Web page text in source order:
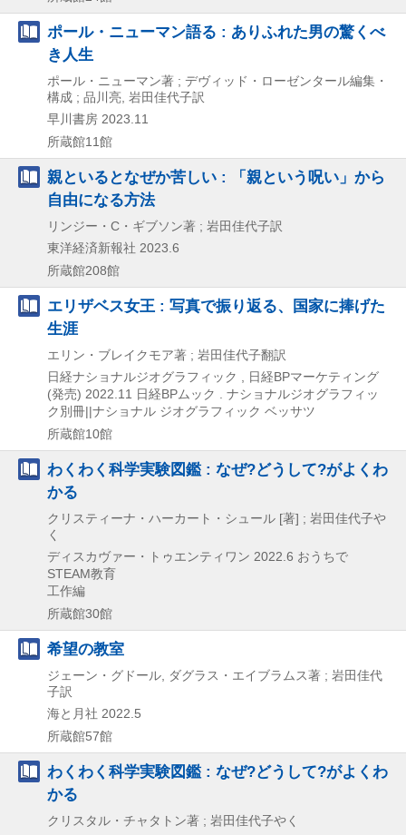
ポール・ニューマン語る : ありふれた男の驚くべ
き人生
ポール・ニューマン著 ; デヴィッド・ローゼンタール編集・
構成 ; 品川亮, 岩田佳代子訳
早川書房 2023.11
所蔵館11館
親といるとなぜか苦しい : 「親という呪い」から
自由になる方法
リンジー・C・ギブソン著 ; 岩田佳代子訳
東洋経済新報社 2023.6
所蔵館208館
エリザベス女王 : 写真で振り返る、国家に捧げた
生涯
エリン・ブレイクモア著 ; 岩田佳代子翻訳
日経ナショナルジオグラフィック , 日経BPマーケティング
(発売) 2022.11 日経BPムック . ナショナルジオグラフィッ
ク別冊||ナショナル ジオグラフィック ベッサツ
所蔵館10館
わくわく科学実験図鑑 : なぜ?どうして?がよくわ
かる
クリスティーナ・ハーカート・シュール [著] ; 岩田佳代子や
く
ディスカヴァー・トゥエンティワン 2022.6 おうちで
STEAM教育
工作編
所蔵館30館
希望の教室
ジェーン・グドール, ダグラス・エイブラムス著 ; 岩田佳代
子訳
海と月社 2022.5
所蔵館57館
わくわく科学実験図鑑 : なぜ?どうして?がよくわ
かる
クリスタル・チャタトン著 ; 岩田佳代子やく